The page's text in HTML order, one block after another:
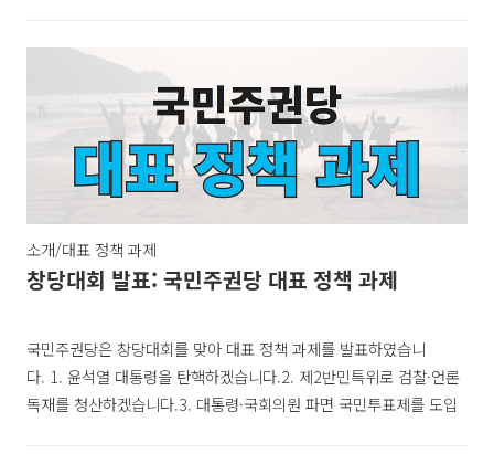
수탈, 주권 침해 행위가 극심합니다. 자주외교로 국익을 수호하고 주
권을 회복하는 것이 그 어느 때보다 중요합니다. 자주가 국민주권을
실현하기 위한 핵심입니다. 1. 45년 체납 미국 대사관 임대료 징수
(연 191억 원↑) 2. 주한미군 기지 사용료 징수 (연 13조원↑) 3. 전
쟁 강요하는 한미동맹 현대화 반대 4. 군사주권(전시작전권) 조건 없
이 즉시 환수 5. 미국이..
소개/대표 정책 과제
창당대회 발표: 국민주권당 대표 정책 과제
국민주권당은 창당대회를 맞아 대표 정책 과제를 발표하였습니
다. 1. 윤석열 대통령을 탄핵하겠습니다.2. 제2반민특위로 검찰·언론
독재를 청산하겠습니다.3. 대통령·국회의원 파면 국민투표제를 도입